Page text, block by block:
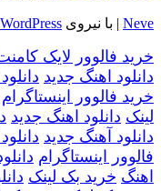
Neve | با نیروی WordPress
خرید فالوور لایک
دانلود اهنگ جدید
خرید فالوور اینستاگرام
لینک دانلود اهنگ جدید
دانلود آهنگ جدید
فالوور اینستاگرام
اهنگ خرید بک لینک